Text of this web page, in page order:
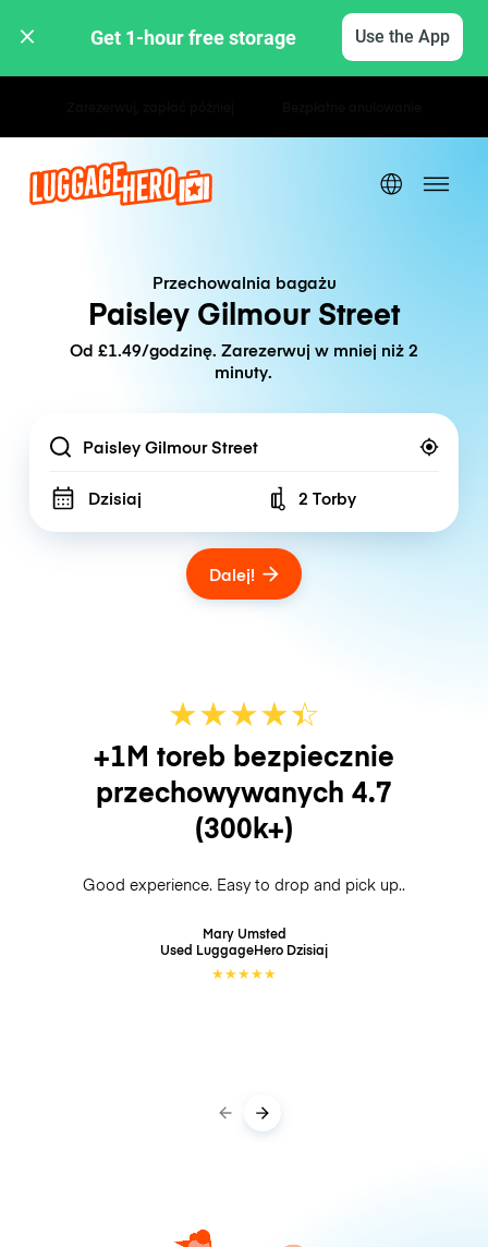
Get 1-hour free storage Use the App
Przechowalnia bagażu
Paisley Gilmour Street
Od £1.49/godzinę. Zarezerwuj w mniej niż 2
minuty.
Location
Dzisiaj Number of bags
2 Torby
Dalej!
★★★★☆
★
+1M toreb bezpiecznie
przechowywanych 4.7
(300k+)
Good experience. Easy to drop and pick up..
Mary Umsted
Used LuggageHero Dzisiaj
★★★★★